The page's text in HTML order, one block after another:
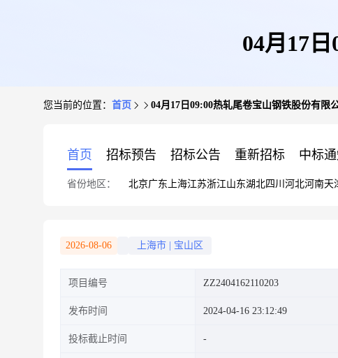
04月17
您当前的位置： 首页 04月17日09:00热轧尾卷宝山钢铁股份有限
首页 招标预告 招标公告 重新招标 中标通
省份地区： 北京广东 上海江苏浙江山东湖北四川 河北河南天
2026-08-06 上海市 宝山区
项目编号 ZZ2404162110203
发布时间 2024-04-16 23:12:49
投标截止时间